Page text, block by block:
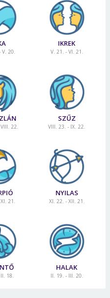
V. 20.
IKREK
V. 21. - VI. 21.
22.
SZŰZ
VIII. 23. - IX. 22.
21.
NYILAS
XI. 22. - XII. 21.
18.
HALAK
II. 19. - III. 20.